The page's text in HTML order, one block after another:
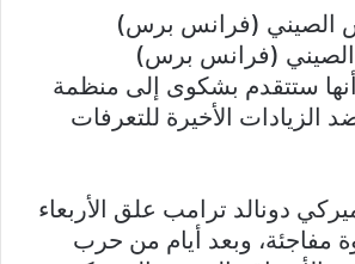
(فرانس برس)
ستتقدم بشكوى إلى منظمة
ضد الزيادات الأخيرة للتعرفات
دونالد ترامب علق الأربعاء
مفاجئة، وبعد أيام من حرب